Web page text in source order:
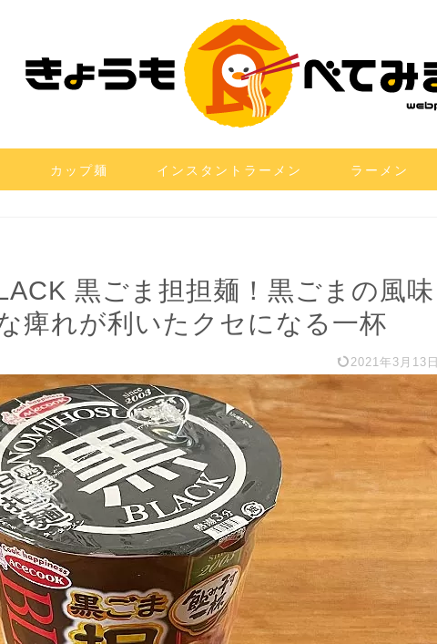
カップ麺 インスタントラーメン ラーメン
黒ごま担担麺！黒ごまの風味
痺れが利いたクセになる一杯
2021年3月13日